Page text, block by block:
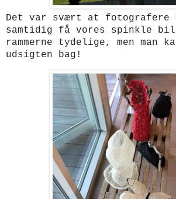
Det var svært at fotografere
samtidig få vores spinkle
rammerne tydelige, men man
udsigten bag!